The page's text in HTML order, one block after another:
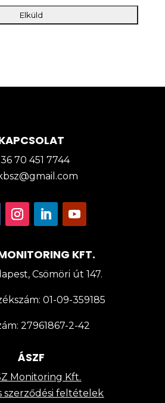
70 451 7744
KFT.
Csömöri út 147.
01-09-359185
27961867-2-42
ÁSZF
Monitoring Kft.
szerződési feltételek